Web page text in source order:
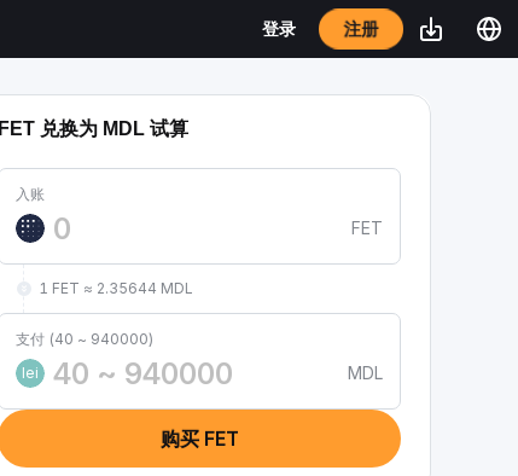
登录 注册
FET 兑换为 MDL 试算
入账
FET
1 FET ≈ 2.35644 MDL
支付 (40 ~ 940000)
lei
MDL
购买 FET